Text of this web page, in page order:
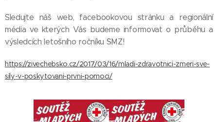
Sledujte náš web, facebookovou stránku a regionální
média ve kterých Vás budeme informovat o průběhu a
výsledcích letošního ročníku SMZ!
https://zivechebsko.cz/2017/03/16/mladi-zdravotnici-zmeri-sve-
sily-v-poskytovani-prvni-pomoci/